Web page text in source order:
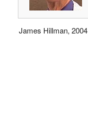
James Hillman, 2004